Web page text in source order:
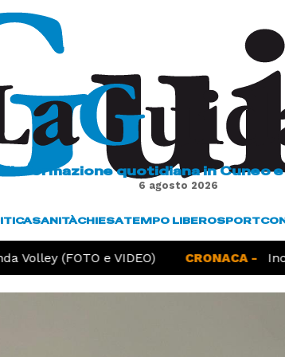
L'informazione quotidiana in Cuneo
6 agosto 2026
SANITÀCHIESATEMPO LIBEROSPORT
(FOTO e VIDEO) CRONACA -